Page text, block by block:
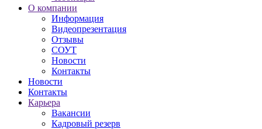
О компании
Информация
Видеопрезентация
Отзывы
СОУТ
Новости
Контакты
Новости
Контакты
Карьера
Вакансии
Кадровый резерв